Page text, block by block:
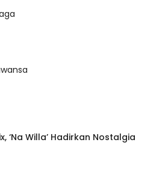
‘Na Willa’ Hadirkan Nostalgia